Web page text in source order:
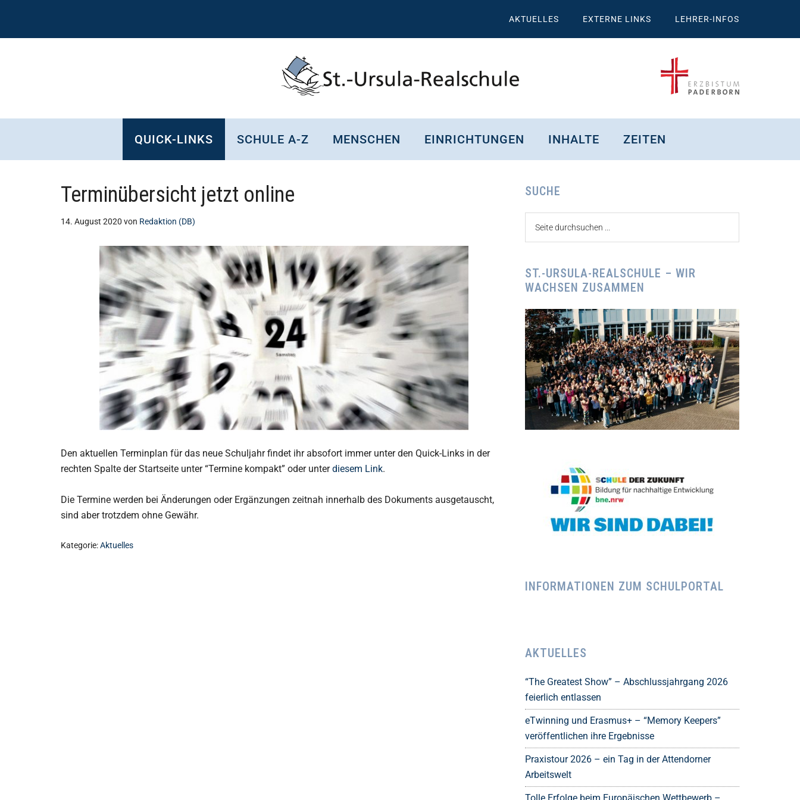
springen
secondary
springen
springen
AKTUELLES EXTERNE LINKS LEHRER-INFOS
St.
Ursula
Realschule
Attendorn
Persönlichkeit,
QUICK-LINKS SCHULE A-Z MENSCHEN EINRICHTUNGEN INHALTE ZEITEN
Terminübersicht jetzt online
14. August 2020 von Redaktion (DB)
Den aktuellen Terminplan für das neue Schuljahr findet ihr absofort immer unter den Quick-Links in der
rechten Spalte der Startseite unter “Termine kompakt” oder unterdiesem Link.
Die Termine werden bei Änderungen oder Ergänzungen zeitnah innerhalb des Dokuments ausgetauscht,
sind aber trotzdem ohne Gewähr.
Kategorie:Aktuelles
Seitenspalte
SUCHE
ST.-URSULA-REALSCHULE – WIR
WACHSEN ZUSAMMEN
INFORMATIONEN ZUM SCHULPORTAL
AKTUELLES
“The Greatest Show” – Abschlussjahrgang 2026
feierlich entlassen
eTwinning und Erasmus+ – “Memory Keepers”
veröffentlichen ihre Ergebnisse
Praxistour 2026 – ein Tag in der Attendorner
Arbeitswelt